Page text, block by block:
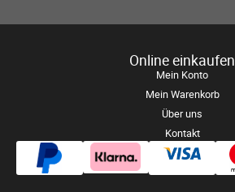
Online einkaufen
Mein Konto
Mein Warenkorb
Über uns
Kontakt